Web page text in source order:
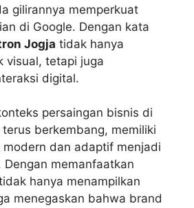
gilirannya memperkuat
di Google. Dengan kata
Jogja tidak hanya
visual, tetapi juga
digital.
persaingan bisnis di
berkembang, memiliki
modern dan adaptif menjadi
memanfaatkan
hanya menampilkan
menegaskan bahwa brand